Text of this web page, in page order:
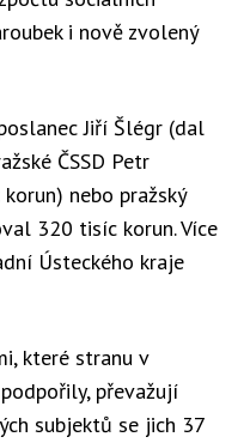
i nově zvolený
Jiří Šlégr (dal
ČSSD Petr
nebo pražský
320 tisíc korun. Více
Ústeckého kraje
které stranu v
převažují
subjektů se jich 37